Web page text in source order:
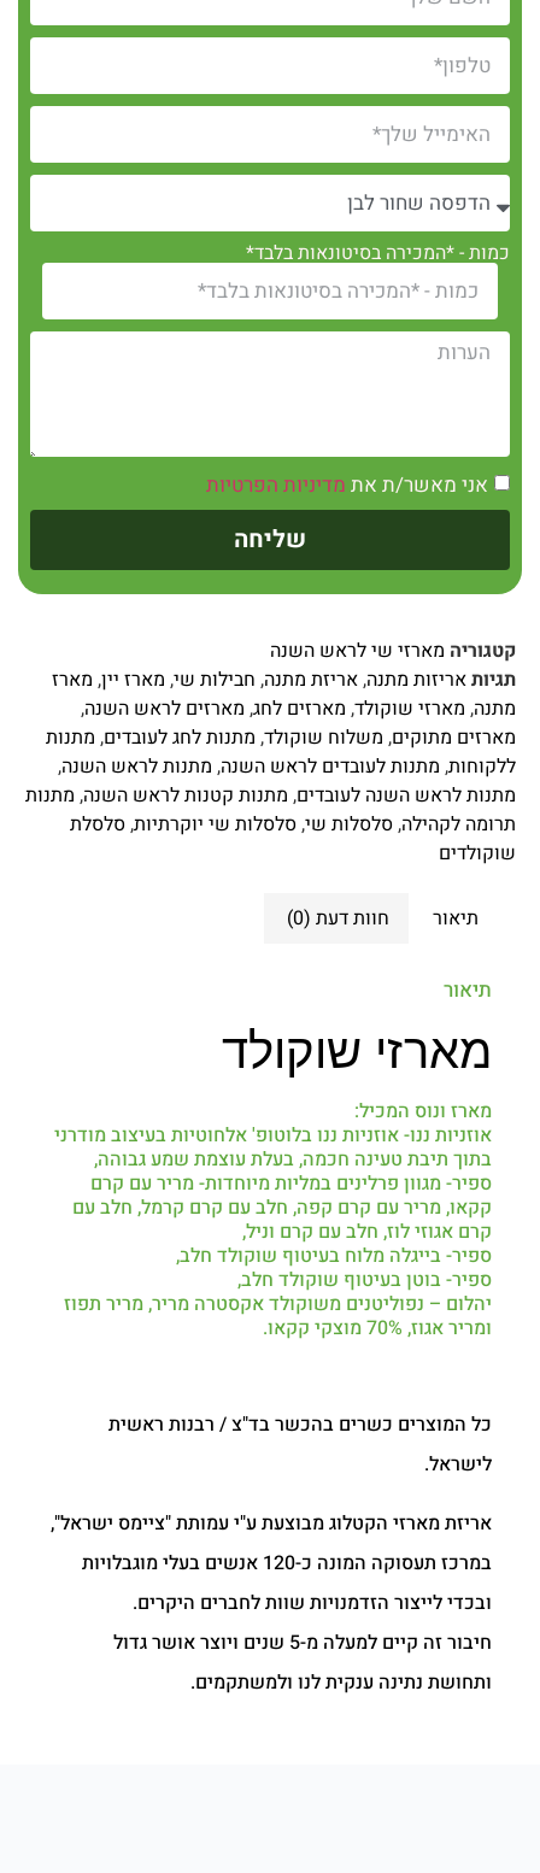
כמות - *המכירה בסיטונאות בלבד*
אני מאשר/ת את מדיניות הפרטיות
שליחה
קטגוריה מארזי שי לראש השנה
תגיותאריזות מתנה,אריזת מתנה, חבילות שי, מארז יין, מארז
מתנה, מארזי שוקולד, מארזים לחג, מארזים לראש השנה,
מארזים מתוקים, משלוח שוקולד, מתנות לחג לעובדים, מתנות
ללקוחות, מתנות לעובדים לראש השנה, מתנות לראש השנה,
מתנות לראש השנה לעובדים, מתנות קטנות לראש השנה, מתנות
תרומה לקהילה,סלסלות שי,סלסלות שי יוקרתיות,סלסלת
שוקולדים
תיאור חוות דעת (0)
תיאור
מארזי שוקולד
מארז ונוס המכיל:
אוזניות ננו- אוזניות ננו בלוטופ' אלחוטיות בעיצוב מודרני
בתוך תיבת טעינה חכמה, בעלת עוצמת שמע גבוהה,
ספיר- מגוון פרלינים במליות מיוחדות- מריר עם קרם
קקאו, מריר עם קרם קפה, חלב עם קרם קרמל, חלב עם
קרם אגוזי לוז, חלב עם קרם וניל,
ספיר- בייגלה מלוח בעיטוף שוקולד חלב,
ספיר- בוטן בעיטוף שוקולד חלב,
יהלום – נפוליטנים משוקולד אקסטרה מריר, מריר תפוז
ומריר אגוז, 70% מוצקי קקאו.
כל המוצרים כשרים בהכשר בד"צ / רבנות ראשית
לישראל.
אריזת מארזי הקטלוג מבוצעת ע"י עמותת "ציימס ישראל",
במרכז תעסוקה המונה כ-120 אנשים בעלי מוגבלויות
ובכדי לייצור הזדמנויות שוות לחברים היקרים.
חיבור זה קיים למעלה מ-5 שנים ויוצר אושר גדול
ותחושת נתינה ענקית לנו ולמשתקמים.